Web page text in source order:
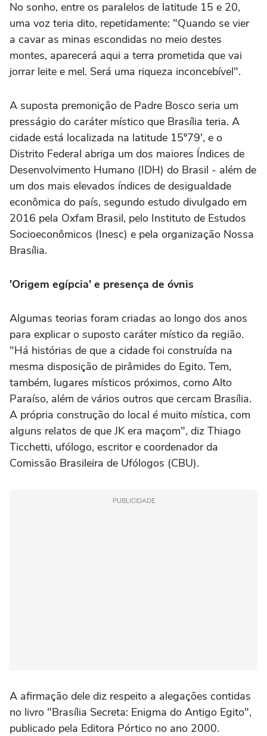
No sonho, entre os paralelos de latitude 15 e 20,
uma voz teria dito, repetidamente: "Quando se vier
a cavar as minas escondidas no meio destes
montes, aparecerá aqui a terra prometida que vai
jorrar leite e mel. Será uma riqueza inconcebível".
A suposta premonição de Padre Bosco seria um
presságio do caráter místico que Brasília teria. A
cidade está localizada na latitude 15º79', e o
Distrito Federal abriga um dos maiores Índices de
Desenvolvimento Humano (IDH) do Brasil - além de
um dos mais elevados índices de desigualdade
econômica do país, segundo estudo divulgado em
2016 pela Oxfam Brasil, pelo Instituto de Estudos
Socioeconômicos (Inesc) e pela organização Nossa
Brasília.
'Origem egípcia' e presença de óvnis
Algumas teorias foram criadas ao longo dos anos
para explicar o suposto caráter místico da região.
"Há histórias de que a cidade foi construída na
mesma disposição de pirâmides do Egito. Tem,
também, lugares místicos próximos, como Alto
Paraíso, além de vários outros que cercam Brasília.
A própria construção do local é muito mística, com
alguns relatos de que JK era maçom", diz Thiago
Ticchetti, ufólogo, escritor e coordenador da
Comissão Brasileira de Ufólogos (CBU).
PUBLICIDADE
A afirmação dele diz respeito a alegações contidas
no livro "Brasília Secreta: Enigma do Antigo Egito",
publicado pela Editora Pórtico no ano 2000.